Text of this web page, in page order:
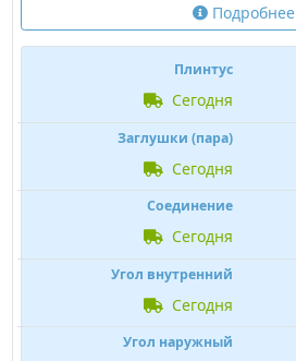
Подробнее
Плинтус
сегодня
Заглушки (пара)
сегодня
Соединение
сегодня
Угол внутренний
сегодня
Угол наружный